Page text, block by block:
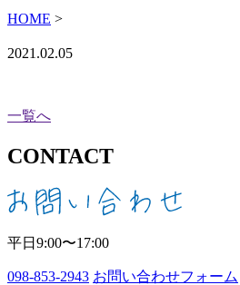
HOME >
2021.02.05
一覧へ
CONTACT
平日9:00〜17:00
098-853-2943 お問い合わせフォーム